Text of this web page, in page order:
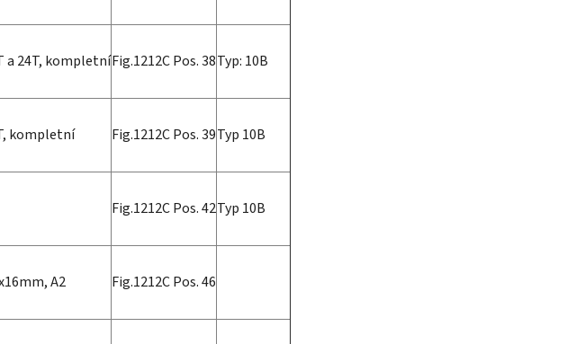
a 24T, kompletníFig.1212C Pos. 38Typ: 10B
kompletní Fig.1212C Pos. 39Typ 10B
Fig.1212C Pos. 42Typ 10B
A2 Fig.1212C Pos. 46